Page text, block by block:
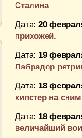
Сталина
Дата: 20
прихожей.
Дата: 19
Лабрадор
Дата: 18
хипстер на
Дата: 18
величайший